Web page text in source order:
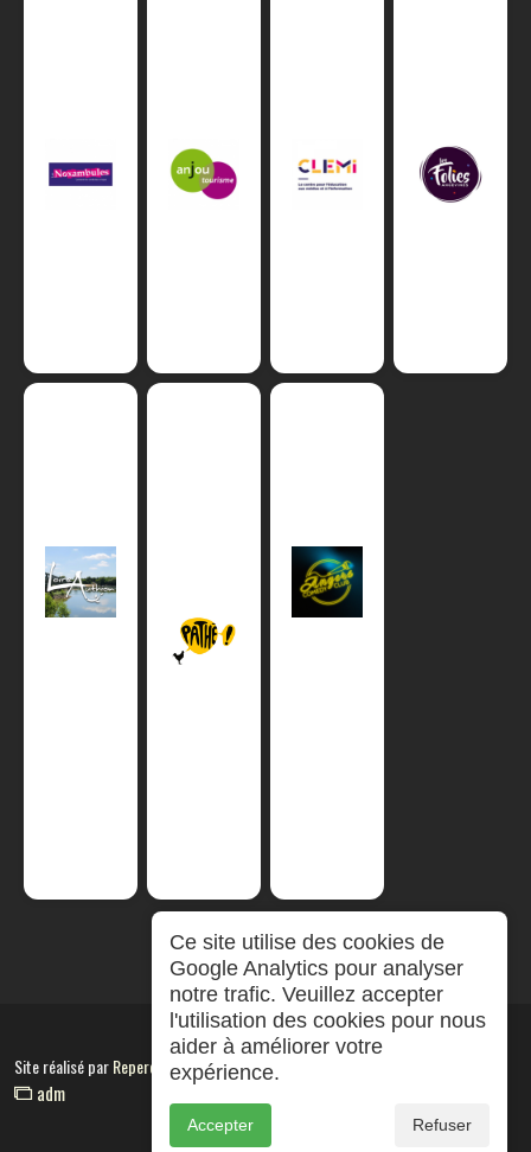
Site réalisé parRepereCom
adm
Ce site utilise des cookies de
Google Analytics pour analyser
notre trafic. Veuillez accepter
l'utilisation des cookies pour nous
aider à améliorer votre
expérience.
Accepter Refuser